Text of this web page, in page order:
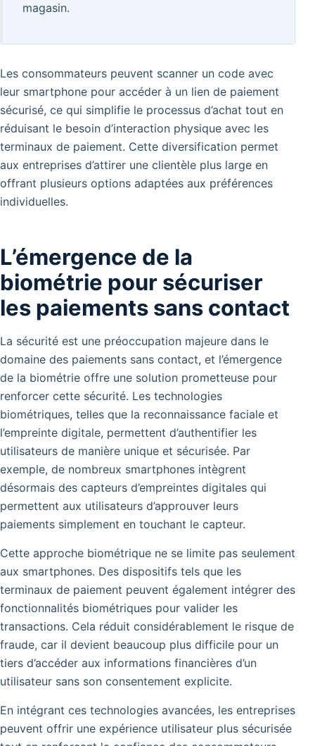
magasin.
Les consommateurs peuvent scanner un code avec
leur smartphone pour accéder à un lien de paiement
sécurisé, ce qui simplifie le processus d’achat tout en
réduisant le besoin d’interaction physique avec les
terminaux de paiement. Cette diversification permet
aux entreprises d’attirer une clientèle plus large en
offrant plusieurs options adaptées aux préférences
individuelles.
L’émergence de la
biométrie pour sécuriser
les paiements sans contact
La sécurité est une préoccupation majeure dans le
domaine des paiements sans contact, et l’émergence
de la biométrie offre une solution prometteuse pour
renforcer cette sécurité. Les technologies
biométriques, telles que la reconnaissance faciale et
l’empreinte digitale, permettent d’authentifier les
utilisateurs de manière unique et sécurisée. Par
exemple, de nombreux smartphones intègrent
désormais des capteurs d’empreintes digitales qui
permettent aux utilisateurs d’approuver leurs
paiements simplement en touchant le capteur.
Cette approche biométrique ne se limite pas seulement
aux smartphones. Des dispositifs tels que les
terminaux de paiement peuvent également intégrer des
fonctionnalités biométriques pour valider les
transactions. Cela réduit considérablement le risque de
fraude, car il devient beaucoup plus difficile pour un
tiers d’accéder aux informations financières d’un
utilisateur sans son consentement explicite.
En intégrant ces technologies avancées, les entreprises
peuvent offrir une expérience utilisateur plus sécurisée